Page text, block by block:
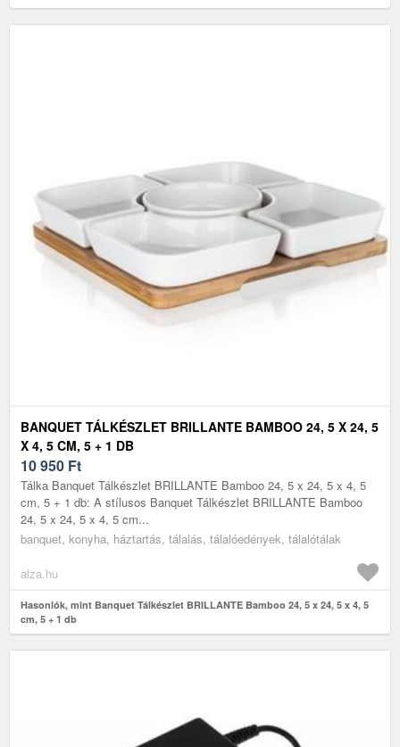
BANQUET TÁLKÉSZLET BRILLANTE BAMBOO 24, 5 X 24, 5
X 4, 5 CM, 5 + 1 DB
10 950 Ft
Tálka Banquet Tálkészlet BRILLANTE Bamboo 24, 5 x 24, 5 x 4, 5
cm, 5 + 1 db: A stílusos Banquet Tálkészlet BRILLANTE Bamboo
24, 5 x 24, 5 x 4, 5 cm...
banquet, konyha, háztartás, tálalás, tálalóedények, tálalótálak
alza.hu
Hasonlók, mint Banquet Tálkészlet BRILLANTE Bamboo 24, 5 x 24, 5 x 4, 5
cm, 5 + 1 db